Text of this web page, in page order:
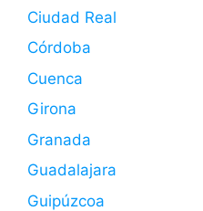
Ciudad Real
Córdoba
Cuenca
Girona
Granada
Guadalajara
Guipúzcoa